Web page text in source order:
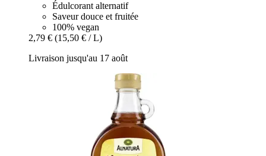
Édulcorant alternatif
Saveur douce et fruitée
100% vegan
2,79 € (15,50 € / L)
Livraison jusqu'au 17 août